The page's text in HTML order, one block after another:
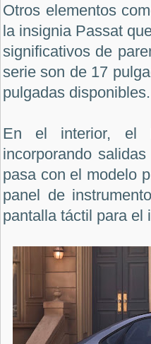
Otros elementos
la insignia Passat
significativos de
serie son de 17
pulgadas disponibles.
En el interior, el
incorporando
pasa con el modelo
panel de
pantalla táctil para el